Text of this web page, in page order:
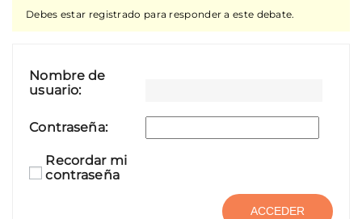
Debes estar registrado para responder a este debate.
Nombre de
usuario:
Contraseña:
Recordar mi
contraseña
ACCEDER